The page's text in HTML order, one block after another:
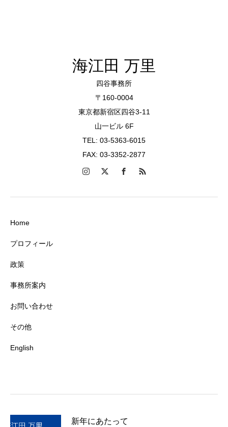
海江田 万里
四谷事務所
〒160-0004
東京都新宿区四谷3-11
山一ビル 6F
TEL: 03-5363-6015
FAX: 03-3352-2877
Home
プロフィール
政策
事務所案内
お問い合わせ
その他
English
新年にあたって